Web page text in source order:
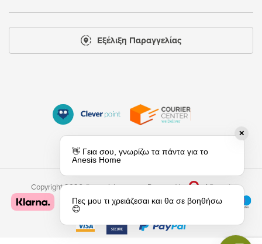
Εξέλιξη Παραγγελίας
Copyright 2026 © anesishome.gr Powered by Afternet
✕
👋 Γεια σου, γνωρίζω τα πάντα για τo
Anesis Home
Πες μου τι χρειάζεσαι και θα σε βοηθήσω
😊